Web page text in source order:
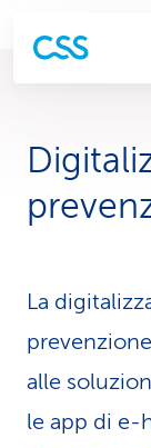
La
alle
le app di e-